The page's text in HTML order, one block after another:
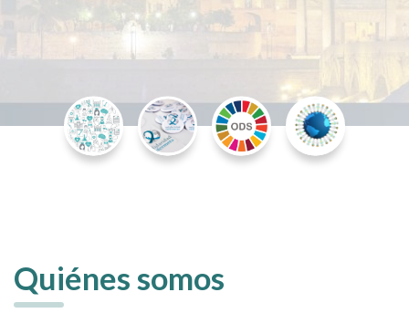
Quiénes somos